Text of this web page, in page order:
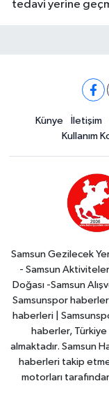
tedavi yerine
Künye İletişim
Kullanım
Samsun Gezilecek
- Samsun
Doğası -Samsun
Samsunspor
haberleri |
haberler,
almaktadır. Samsun
haberleri takip
motorları